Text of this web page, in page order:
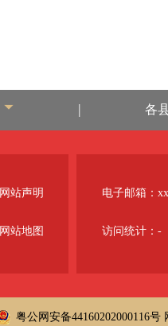
| 各
网站声明
网站地图
电子邮箱：
访问统计： -
粤公网安备44160202000116号